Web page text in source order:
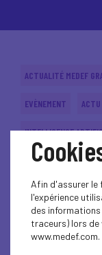
ACTUALITÉ MEDEF
EVÈNEMENT ACTU
INTELLIGENCE
Tour de
Lire l'article
Afin d'assurer le
l'expérience
des
traceurs) lors
www.medef.com.